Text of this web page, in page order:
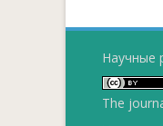
Научные
The